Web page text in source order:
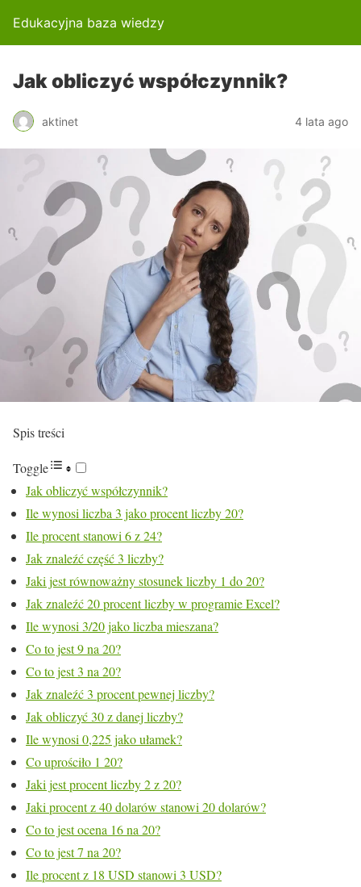
Edukacyjna baza wiedzy
Jak obliczyć współczynnik?
aktinet 4 lata ago
Spis treści
Toggle
Jak obliczyć współczynnik?
Ile wynosi liczba 3 jako procent liczby 20?
Ile procent stanowi 6 z 24?
Jak znaleźć część 3 liczby?
Jaki jest równoważny stosunek liczby 1 do 20?
Jak znaleźć 20 procent liczby w programie Excel?
Ile wynosi 3/20 jako liczba mieszana?
Co to jest 9 na 20?
Co to jest 3 na 20?
Jak znaleźć 3 procent pewnej liczby?
Jak obliczyć 30 z danej liczby?
Ile wynosi 0,225 jako ułamek?
Co uprościło 1 20?
Jaki jest procent liczby 2 z 20?
Jaki procent z 40 dolarów stanowi 20 dolarów?
Co to jest ocena 16 na 20?
Co to jest 7 na 20?
Ile procent z 18 USD stanowi 3 USD?